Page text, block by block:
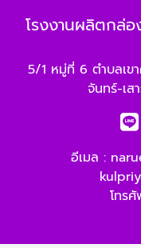
โรงงานผลิตกล่
5/1 หมู่ที่ 6 ตำบลเข
จันทร์-เส
อีเมล :
โทร